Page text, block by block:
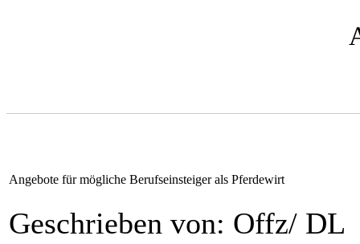
Angebote für mögliche Berufseinsteiger als Pferdewirt
Geschrieben von: Offz/ DL